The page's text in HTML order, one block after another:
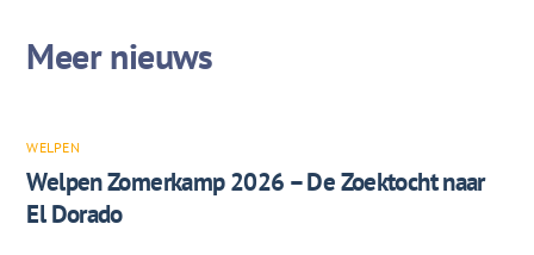
WELPEN
Welpen Zomerkamp 2026 – De Zoektocht naar
El Dorado